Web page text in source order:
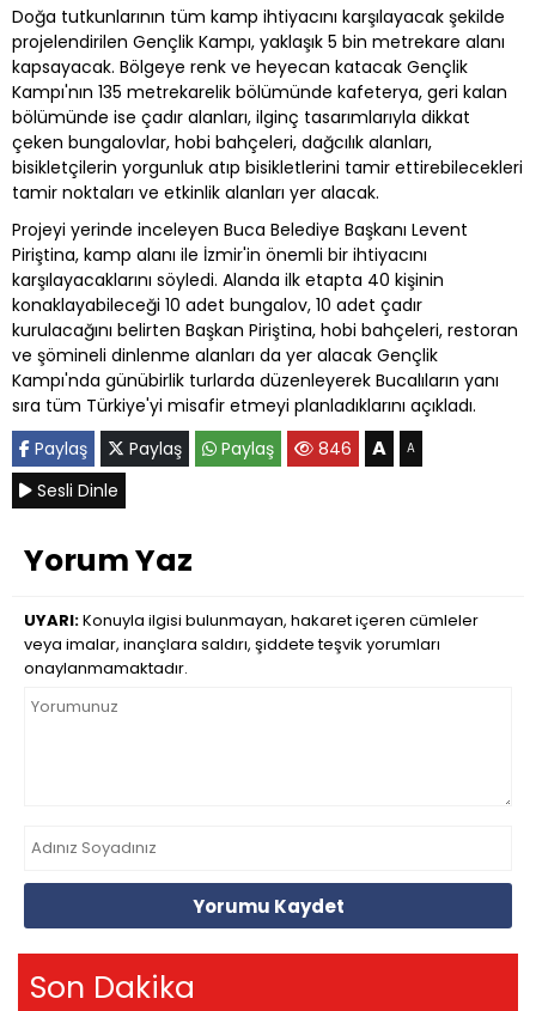
Doğa tutkunlarının tüm kamp ihtiyacını karşılayacak şekilde
projelendirilen Gençlik Kampı, yaklaşık 5 bin metrekare alanı
kapsayacak. Bölgeye renk ve heyecan katacak Gençlik
Kampı'nın 135 metrekarelik bölümünde kafeterya, geri kalan
bölümünde ise çadır alanları, ilginç tasarımlarıyla dikkat
çeken bungalovlar, hobi bahçeleri, dağcılık alanları,
bisikletçilerin yorgunluk atıp bisikletlerini tamir ettirebilecekleri
tamir noktaları ve etkinlik alanları yer alacak.
Projeyi yerinde inceleyen Buca Belediye Başkanı Levent
Piriştina, kamp alanı ile İzmir'in önemli bir ihtiyacını
karşılayacaklarını söyledi. Alanda ilk etapta 40 kişinin
konaklayabileceği 10 adet bungalov, 10 adet çadır
kurulacağını belirten Başkan Piriştina, hobi bahçeleri, restoran
ve şömineli dinlenme alanları da yer alacak Gençlik
Kampı'nda günübirlik turlarda düzenleyerek Bucalıların yanı
sıra tüm Türkiye'yi misafir etmeyi planladıklarını açıkladı.
Paylaş
Paylaş Paylaş 846 A A
Sesli Dinle
Yorum Yaz
UYARI:Konuyla ilgisi bulunmayan, hakaret içeren cümleler
veya imalar, inançlara saldırı, şiddete teşvik yorumları
onaylanmamaktadır.
Yorumu Kaydet
Son Dakika